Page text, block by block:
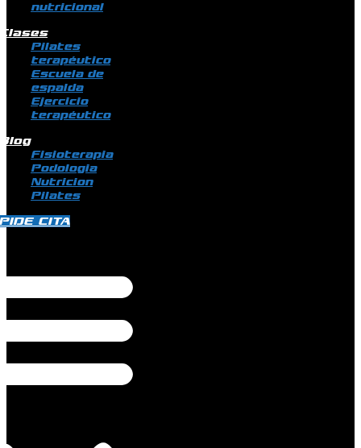
nutricional
Pilates
terapéutico
Escuela de
espalda
Ejercicio
terapéutico
Fisioterapia
Podologia
Nutricion
Pilates
CITA